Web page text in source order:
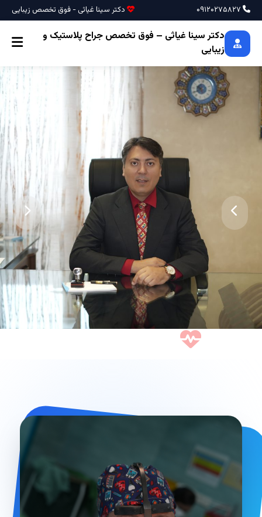
دکتر سینا غیاثی - فوق تخصص زیبایی
دکتر سینا غیاثی – فوق تخصص جراح پلاستیک و
زیبایی
CLINIC OF DR. SINA GHIASI